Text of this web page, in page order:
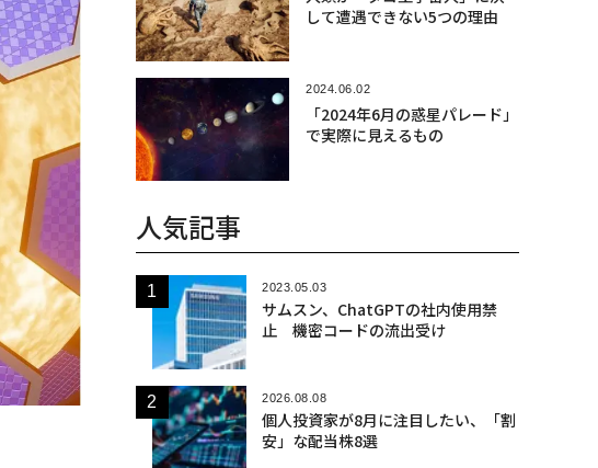
して遭遇できない5つの理由
2024.06.02
「2024年6月の惑星パレード」
で実際に見えるもの
人気記事
2023.05.03
サムスン、ChatGPTの社内使用禁
止 機密コードの流出受け
2026.08.08
個人投資家が8月に注目したい、「割
安」な配当株8選